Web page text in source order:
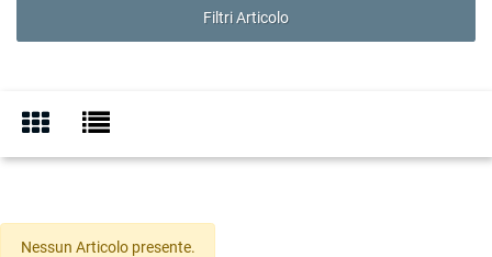
Filtri Articolo
Nessun Articolo presente.